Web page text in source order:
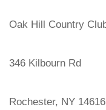
Oak Hill Country
346 Kilbourn Rd
Rochester, NY 14616